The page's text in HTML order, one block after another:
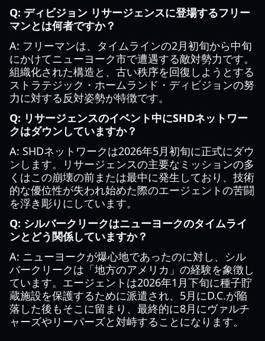
Q: ディビジョン リサージェンスに登場するフリー
マンとは何者ですか？
A: フリーマンは、タイムラインの2月初旬から中旬
にかけてニューヨーク市で遭遇する敵対勢力です。
組織化された構造と、古い秩序を回復しようとする
ストラテジック・ホームランド・ディビジョンの努
力に対する反対姿勢が特徴です。
Q: リサージェンスのイベント中にSHDネットワー
クはダウンしていますか？
A: SHDネットワークは2026年5月初旬に正式にダウ
ンします。リサージェンスの主要なミッションの多
くはこの崩壊の前または最中に発生しており、技術
的な優位性が失われ始めた際のエージェントの苦闘
を浮き彫りにしています。
Q: シルバークリークはニューヨークのタイムライ
ンとどう関係していますか？
A: ニューヨークが爆心地であったのに対し、シル
バークリークは「地方のアメリカ」の経験を象徴し
ています。エージェントは2026年1月下旬に種子貯
蔵施設を保護するために派遣され、5月にD.C.が陥
落した後もそこに留まり、最終的に8月にヴァルチ
ャーズやリーパーズと対峙することになります。